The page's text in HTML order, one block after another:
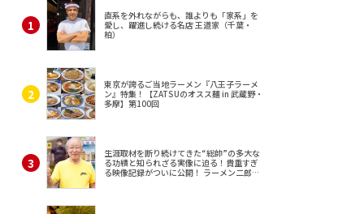
直系を外れながらも、誰よりも「家系」を
愛し、躍進し続ける名店 王道家（千葉・
柏）
東京が誇るご当地ラーメン『八王子ラーメ
ン』特集！【ZATSUのオスス麺 in 武蔵野・
多摩】第100回
生涯取材を断り続けてきた“総帥”の多大な
る功績と知られざる実像に迫る！貴重すぎ
る映像記録がついに公開！ ラーメン二郎